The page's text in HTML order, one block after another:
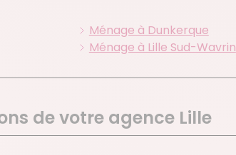
Ménage à Dunkerque
Ménage à Lille Sud-Wavrin
de votre agence Lille